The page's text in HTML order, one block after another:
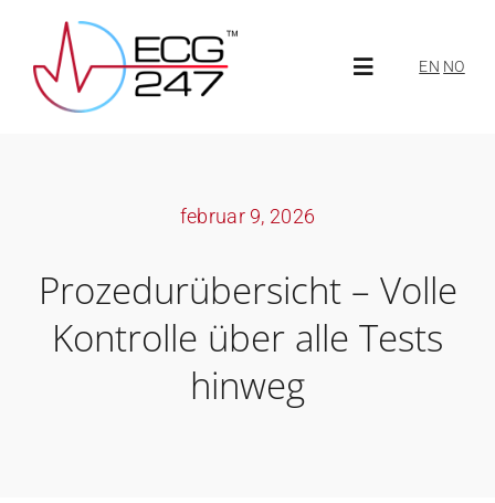
content
Toggle
Neuigkeiten
EN NO
februar 9, 2026
Prozedurübersicht – Volle
Kontrolle über alle Tests
hinweg